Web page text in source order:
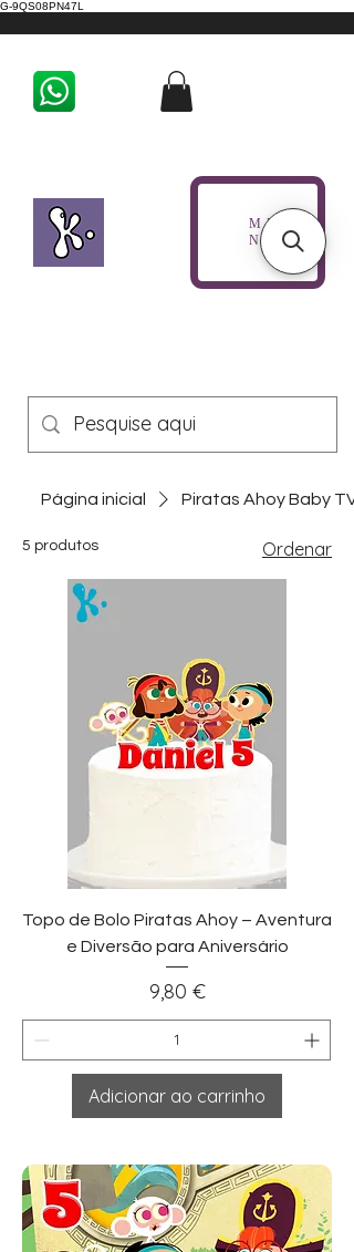
G-9QS08PN47L
ME
NU
Página inicial Piratas Ahoy Baby TV
5 produtos Ordenar
Topo de Bolo Piratas Ahoy – Aventura
e Diversão para Aniversário
Preço
9,80 €
Adicionar ao carrinho